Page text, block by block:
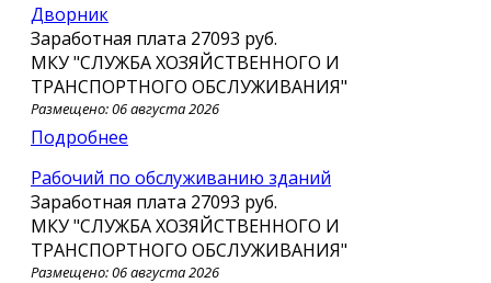
Дворник
Заработная плата 27093 руб.
МКУ "СЛУЖБА ХОЗЯЙСТВЕННОГО И
ТРАНСПОРТНОГО ОБСЛУЖИВАНИЯ"
Размещено: 06 августа 2026
Подробнее
рабочий по обслуживанию зданий
Заработная плата 27093 руб.
МКУ "СЛУЖБА ХОЗЯЙСТВЕННОГО И
ТРАНСПОРТНОГО ОБСЛУЖИВАНИЯ"
Размещено: 06 августа 2026